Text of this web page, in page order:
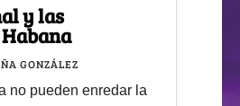
y las
GONZÁLEZ
no pueden enredar la